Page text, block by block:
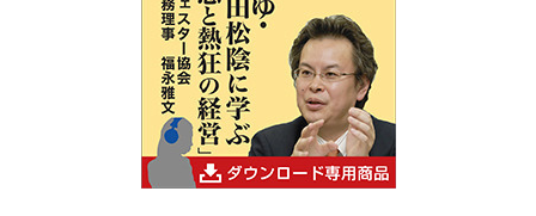
講演収録物を探す
全国経営者セミナー講演収録物（全1315タイトル）からお探しいただけ
優秀各社の智恵と戦略 事業家のロマンと経営